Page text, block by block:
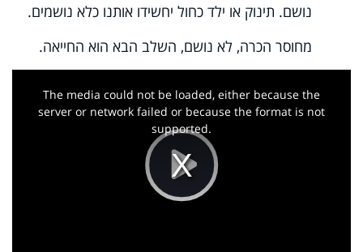
נושם. תינוק או ילד כחול יחשידו אותנו כלא נושמים.
מחוסר הכרה, לא נושם, השלב הבא הוא החייאה.
Play
The media could not be loaded, either because the
server or network failed or because the format is not
supported.